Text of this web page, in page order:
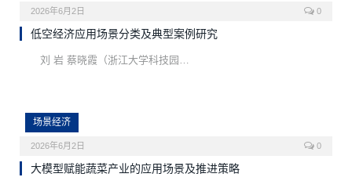
2026年6月2日 0
低空经济应用场景分类及典型案例研究
刘 岩 蔡晓霞（浙江大学科技园…
场景经济
2026年6月2日 0
大模型赋能蔬菜产业的应用场景及推进策略